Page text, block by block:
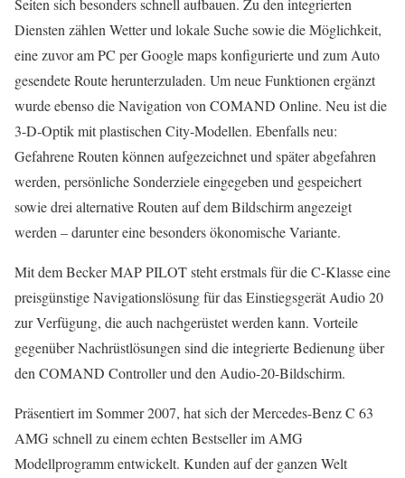
Seiten sich besonders schnell aufbauen. Zu den integrierten
Diensten zählen Wetter und lokale Suche sowie die Möglichkeit,
eine zuvor am PC per Google maps konfigurierte und zum Auto
gesendete Route herunterzuladen. Um neue Funktionen ergänzt
wurde ebenso die Navigation von COMAND Online. Neu ist die
3-D-Optik mit plastischen City-Modellen. Ebenfalls neu:
Gefahrene Routen können aufgezeichnet und später abgefahren
werden, persönliche Sonderziele eingegeben und gespeichert
sowie drei alternative Routen auf dem Bildschirm angezeigt
werden – darunter eine besonders ökonomische Variante.
Mit dem Becker MAP PILOT steht erstmals für die C-Klasse eine
preisgünstige Navigationslösung für das Einstiegsgerät Audio 20
zur Verfügung, die auch nachgerüstet werden kann. Vorteile
gegenüber Nachrüstlösungen sind die integrierte Bedienung über
den COMAND Controller und den Audio-20-Bildschirm.
Präsentiert im Sommer 2007, hat sich der Mercedes-Benz C 63
AMG schnell zu einem echten Bestseller im AMG
Modellprogramm entwickelt. Kunden auf der ganzen Welt